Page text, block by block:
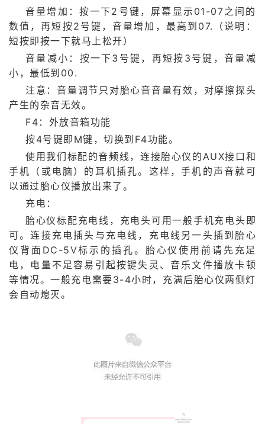
音量增加：按一下2号键，屏幕显示01-07之间的
数值，再短按2号键，音量增加，最高到07.（说明：
短按即按一下就马上松开）
音量减小：按一下3号键，再短按3号键，音量减
小，最低到00.
注意：音量调节只对胎心音音量有效，对摩擦探头
产生的杂音无效。
F4：外放音箱功能
按4号键即M键，切换到F4功能。
使用我们标配的音频线，连接胎心仪的AUX接口和
手机（或电脑）的耳机插孔。这样，手机的声音就可
以通过胎心仪播放出来了。
充电：
胎心仪标配充电线，充电头可用一般手机充电头即
可。连接充电插头与充电线，充电线另一头插到胎心
仪背面DC-5V标示的插孔。胎心仪使用前请先充足
电，电量不足容易引起按键失灵、音乐文件播放卡顿
等情况。一般充电需要3-4小时，充满后胎心仪两侧灯
会自动熄灭。